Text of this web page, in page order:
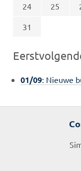
24 25
31
01/09: Nieuwe